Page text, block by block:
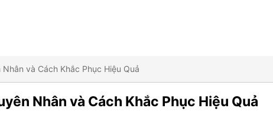
và Cách Khắc Phục Hiệu Quả
Nhân và Cách Khắc Phục Hiệu Quả